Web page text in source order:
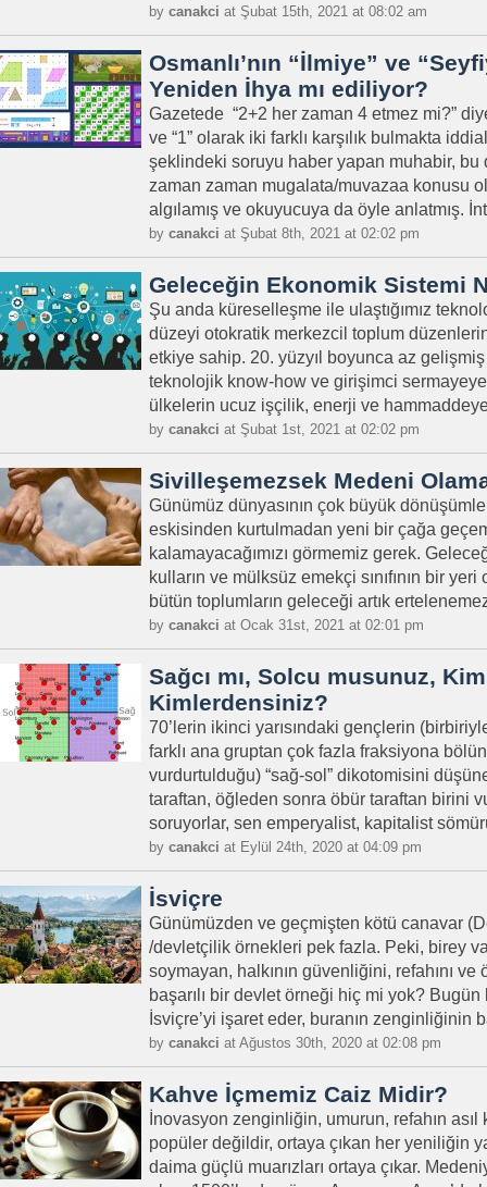
by canakci at Şubat 15th, 2021 at 08:02 am
Osmanlı’nın “İlmiye” ve
Yeniden İhya mı ediliyor?
Gazetede “2+2 her zaman 4 etmez mi?”
ve “1” olarak iki farklı karşılık bulmakta
şeklindeki soruyu haber yapan muhabir, bu
zaman zaman mugalata/muvazaa konusu
algılamış ve okuyucuya da öyle anlatmış.
by canakci at Şubat 8th, 2021 at 02:02 pm
Geleceğin Ekonomik Sistemi
Şu anda küreselleşme ile ulaştığımız
düzeyi otokratik merkezcil toplum
etkiye sahip. 20. yüzyıl boyunca az
teknolojik know-how ve girişimci
ülkelerin ucuz işçilik, enerji ve
by canakci at Şubat 1st, 2021 at 02:02 pm
Sivilleşemezsek Medeni
Günümüz dünyasının çok büyük
eskisinden kurtulmadan yeni bir çağa
kalamayacağımızı görmemiz gerek.
kulların ve mülksüz emekçi sınıfının bir
bütün toplumların geleceği artık
by canakci at Ocak 31st, 2021 at 02:01 pm
Sağcı mı, Solcu musunuz,
Kimlerdensiniz?
70’lerin ikinci yarısındaki gençlerin
farklı ana gruptan çok fazla fraksiyona
vurdurtulduğu) “sağ-sol” dikotomisini
taraftan, öğleden sonra öbür taraftan birini
soruyorlar, sen emperyalist, kapitalist
by canakci at Eylül 24th, 2020 at 04:09 pm
İsviçre
Günümüzden ve geçmişten kötü canavar
/devletçilik örnekleri pek fazla. Peki, birey
soymayan, halkının güvenliğini, refahını
başarılı bir devlet örneği hiç mi yok?
İsviçre’yi işaret eder, buranın zenginliğinin
by canakci at Ağustos 30th, 2020 at 02:08 pm
Kahve İçmemiz Caiz Midir?
İnovasyon zenginliğin, umurun, refahın
popüler değildir, ortaya çıkan her yeniliğin
daima güçlü muarızları ortaya çıkar.